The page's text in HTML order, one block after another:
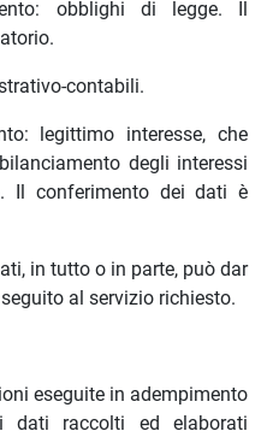
obblighi di legge. Il
contabili.
legittimo interesse, che
degli interessi
Il conferimento dei dati è
in tutto o in parte, può dar
al servizio richiesto.
eseguite in adempimento
raccolti ed elaborati